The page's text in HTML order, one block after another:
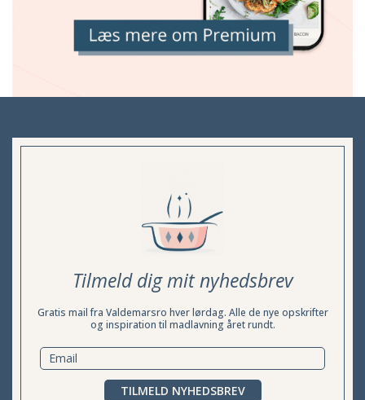
Tilmeld dig mit nyhedsbrev
Gratis mail fra Valdemarsro hver lørdag. Alle de nye opskrifter
og inspiration til madlavning året rundt.
TILMELD NYHEDSBREV